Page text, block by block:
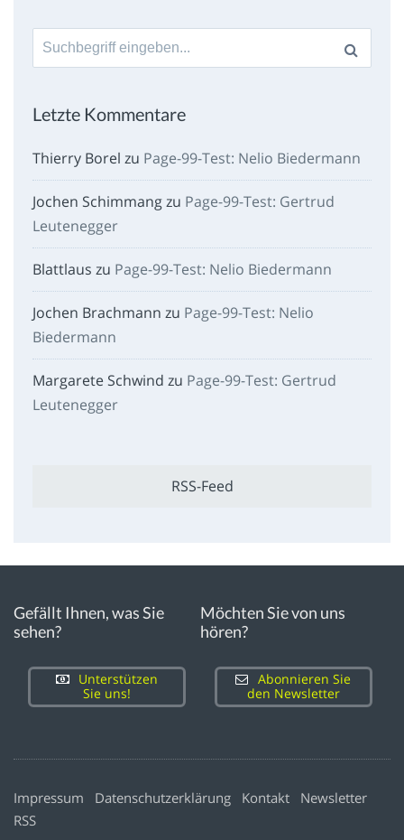
Suche
nach:
Letzte Kommentare
Thierry Borel zu Page-99-Test: Nelio Biedermann
Jochen Schimmangzu Page-99-Test: Gertrud
Leutenegger
Blattlaus zu Page-99-Test: Nelio Biedermann
Jochen Brachmann zu Page-99-Test: Nelio
Biedermann
Margarete Schwind zu Page-99-Test: Gertrud
Leutenegger
RSS-Feed
Gefällt Ihnen, was Sie
sehen?
Unterstützen
Sie uns!
Möchten Sie von uns
hören?
Abonnieren Sie
den Newsletter
Impressum Datenschutzerklärung Kontakt
Newsletter
RSS